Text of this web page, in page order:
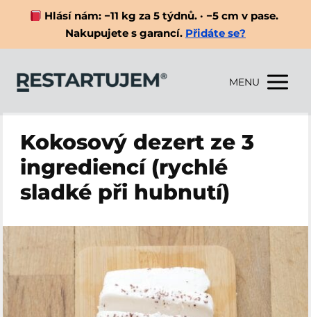
Hlásí nám: −11 kg za 5 týdnů. · −5 cm v pase.
Nakupujete s garancí. Přidáte se?
MENU
Kokosový dezert ze 3
ingrediencí (rychlé
sladké při hubnutí)